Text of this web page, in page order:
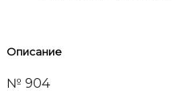
Описание
№ 904